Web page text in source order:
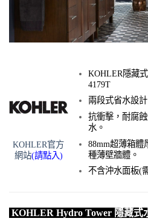
KOHLER官方
網站(請點入)
KOHLER隱藏
4179T
兩段式省水設
抗衝擊，耐腐
水。
88mm超薄箱體
種薄壁牆體。
不含沖水面板(
KOHLER Hydro Tower 隱藏式